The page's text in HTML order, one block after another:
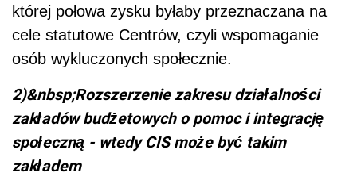
której połowa zysku byłaby przeznaczana na
cele statutowe Centrów, czyli wspomaganie
osób wykluczonych społecznie.
2)&nbsp;Rozszerzenie zakresu działalności
zakładów budżetowych o pomoc i integrację
społeczną - wtedy CIS może być takim
zakładem